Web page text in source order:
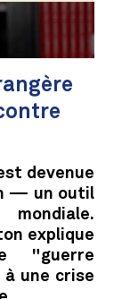
devenue
— un outil
mondiale.
explique
"guerre
une crise